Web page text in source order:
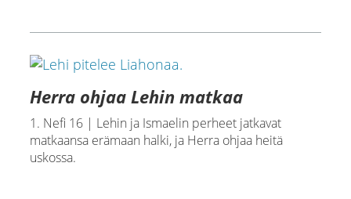
Herra ohjaa Lehin matkaa
1. Nefi 16 | Lehin ja Ismaelin perheet jatkavat
matkaansa erämaan halki, ja Herra ohjaa heitä
uskossa.